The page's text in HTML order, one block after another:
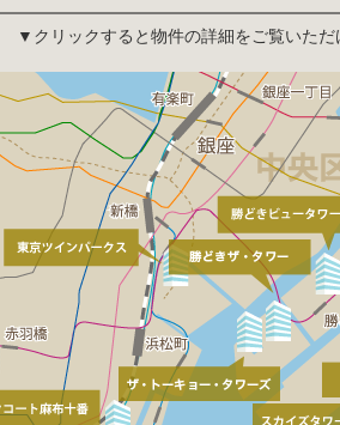
▼クリックすると物件の詳細をご覧いた